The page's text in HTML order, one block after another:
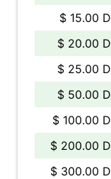
$ 15.00
$ 20.00
$ 25.00
$ 50.00
$ 100.00
$ 200.00
$ 300.00